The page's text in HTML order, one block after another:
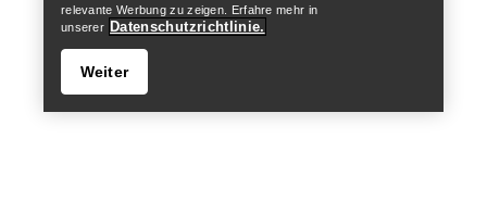
relevante Werbung zu zeigen. Erfahre mehr in
unserer Datenschutzrichtlinie.
Weiter